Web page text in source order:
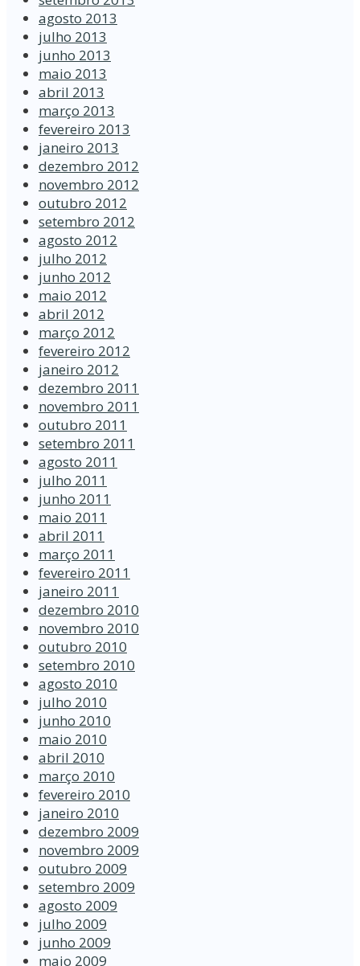
agosto 2013
julho 2013
junho 2013
maio 2013
abril 2013
março 2013
fevereiro 2013
janeiro 2013
dezembro 2012
novembro 2012
outubro 2012
setembro 2012
agosto 2012
julho 2012
junho 2012
maio 2012
abril 2012
março 2012
fevereiro 2012
janeiro 2012
dezembro 2011
novembro 2011
outubro 2011
setembro 2011
agosto 2011
julho 2011
junho 2011
maio 2011
abril 2011
março 2011
fevereiro 2011
janeiro 2011
dezembro 2010
novembro 2010
outubro 2010
setembro 2010
agosto 2010
julho 2010
junho 2010
maio 2010
abril 2010
março 2010
fevereiro 2010
janeiro 2010
dezembro 2009
novembro 2009
outubro 2009
setembro 2009
agosto 2009
julho 2009
junho 2009
maio 2009